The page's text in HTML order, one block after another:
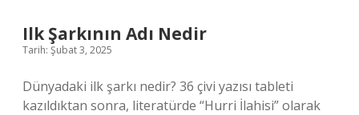
Ilk Şarkının Adı Nedir
Tarih: Şubat 3, 2025
Dünyadaki ilk şarkı nedir? 36 çivi yazısı tableti
kazıldıktan sonra, literatürde “Hurri İlahisi” olarak